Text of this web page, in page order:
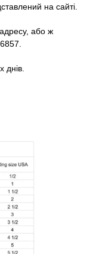
на сайті.
або ж
днів.